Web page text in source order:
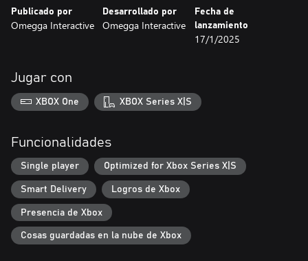
Publicado por
Omegga Interactive
Desarrollado por
Omegga Interactive
Fecha de
lanzamiento
17/1/2025
Jugar con
XBOX One XBOX Series X|S
Funcionalidades
Single player Optimized for Xbox Series X|S
Smart Delivery Logros de Xbox
Presencia de Xbox
Cosas guardadas en la nube de Xbox